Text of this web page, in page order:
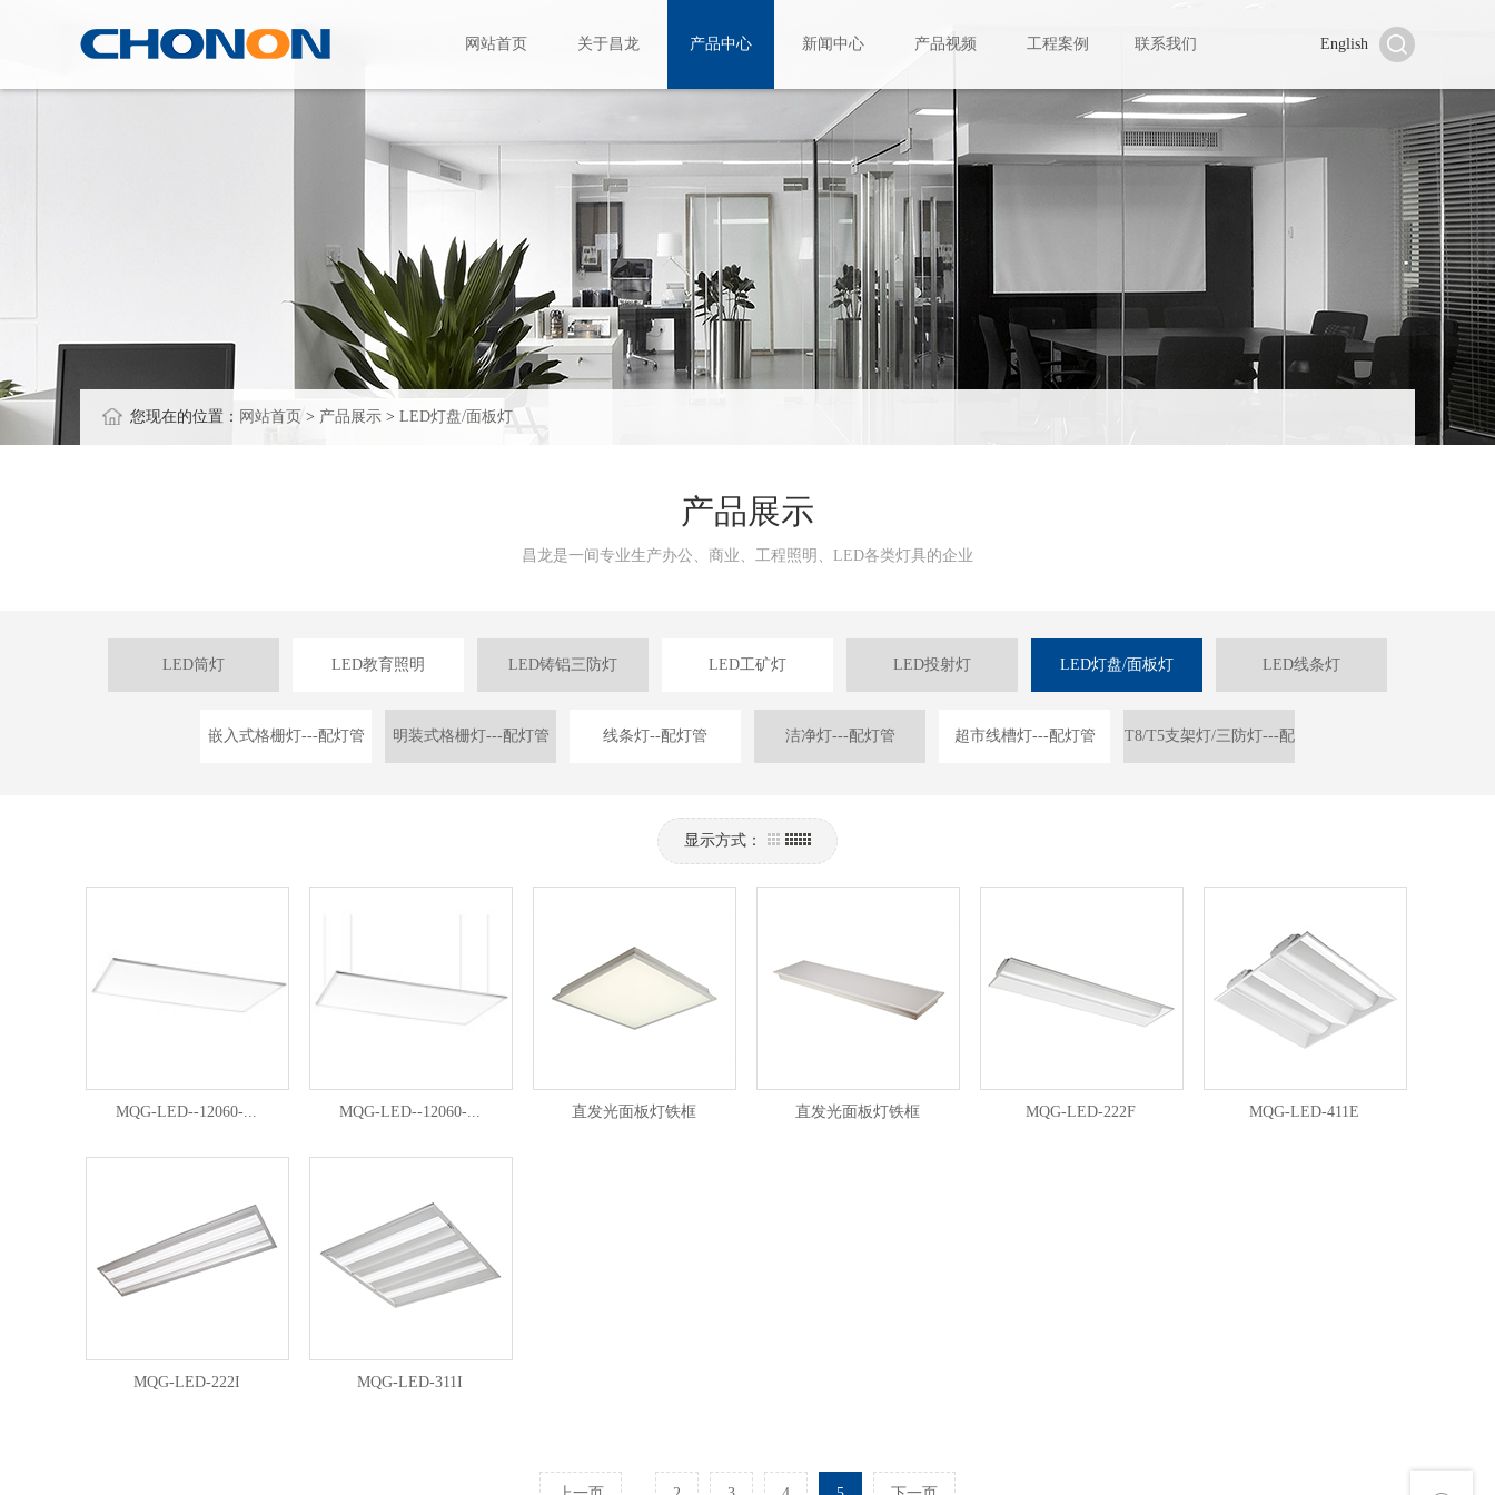
网站首页 关于昌龙 产品中心 新闻中心 产品视频 工程案例 联系我们 English
您现在的位置： 网站首页 > 产品展示 > LED灯盘/面板灯
产品展示
昌龙是一间专业生产办公、商业、工程照明、LED各类灯具的企业
LED筒灯 LED教育照明 LED铸铝三防灯 LED工矿灯 LED投射灯 LED灯盘/面板灯 LED线条灯
嵌入式格栅灯---配灯管 明装式格栅灯---配灯管 线条灯--配灯管 洁净灯---配灯管 超市线槽灯---配灯管 T8/T5支架灯/三防灯---配
显示方式：
MQG-LED--12060-... MQG-LED--12060-... 直发光面板灯铁框 直发光面板灯铁框 MQG-LED-222F MQG-LED-411E
MQG-LED-222I MQG-LED-311I